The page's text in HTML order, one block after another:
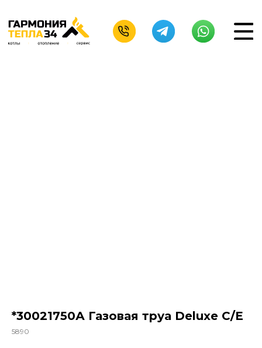
*30021750А Газовая труа Deluxe C/E
5890